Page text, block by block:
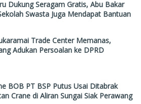
Dukung Seragam Gratis, Abu Bakar
Swasta Juga Mendapat Bantuan
Trade Center Memanas,
Adukan Persoalan ke DPRD
BOB PT BSP Putus Usai Ditabrak
Crane di Aliran Sungai Siak Perawang